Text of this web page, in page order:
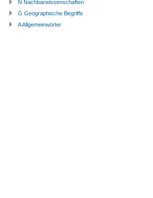
N Nachbarwissenschaften
G Geographische Begriffe
A Allgemeinwörter